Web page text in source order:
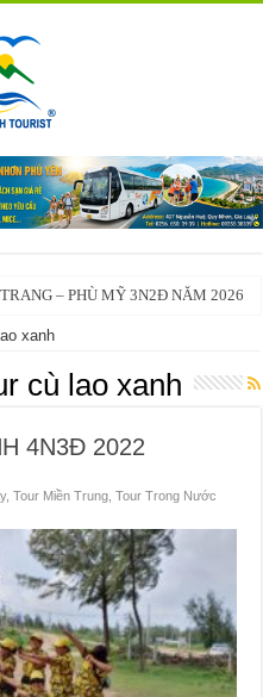
– PHÙ MỸ 3N2Đ NĂM 2026
– VĨNH THẠNH 3N2Đ – 2025
xanh
cù lao xanh
4N3Đ 2022
,Tour Miền Trung,Tour Trong Nước